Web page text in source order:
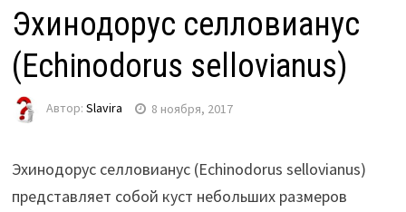
Эхинодорус селловианус
(Echinodorus sellovianus)
Автор: Slavira 8 ноября, 2017
Эхинодорус селловианус (Echinodorus sellovianus)
представляет собой куст небольших размеров